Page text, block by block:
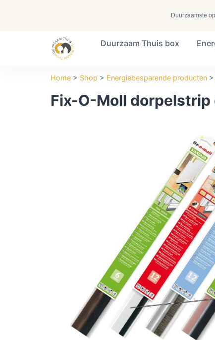
Duurzaamste
Duurzaam Thuis box
Home > Shop > Energiebesparende producten >
Fix-O-Moll